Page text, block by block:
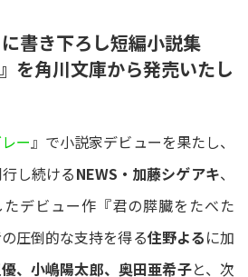
書き下ろし短編小説集
を角川文庫から発売いたし
ー』で小説家デビューを果たし、
し続けるNEWS・加藤シゲアキ、
デビュー作『君の膵臓をたべた
圧倒的な支持を得る住野よるに加
、小嶋陽太郎、奥田亜希子と、次